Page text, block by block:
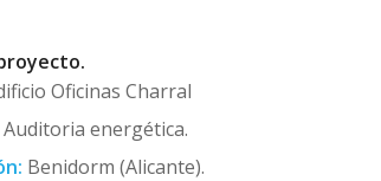
Oficinas Charral
Auditoria energética.
Benidorm (Alicante).